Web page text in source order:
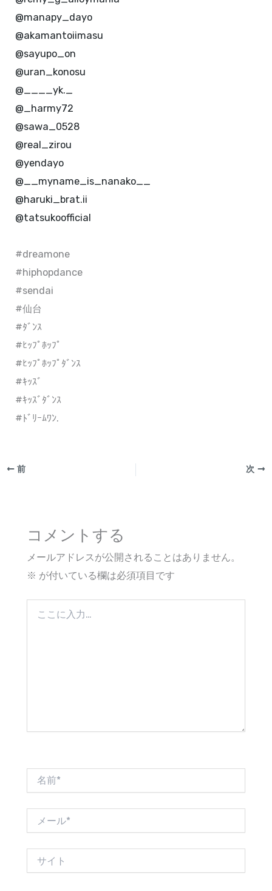
@manapy_dayo
@akamantoiimasu
@sayupo_on
@uran_konosu
@____yk._
@_harmy72
@sawa_0528
@real_zirou
@yendayo
@__myname_is_nanako__
@haruki_brat.ii
@tatsukoofficial
#dreamone
#hiphopdance
#sendai
#仙台
#ﾀﾞﾝｽ
#ﾋｯﾌﾟﾎｯﾌﾟ
#ﾋｯﾌﾟﾎｯﾌﾟﾀﾞﾝｽ
#ｷｯｽﾞ
#ｷｯｽﾞﾀﾞﾝｽ
#ﾄﾞﾘｰﾑﾜﾝ.
前 次
コメントする
メールアドレスが公開されることはありません。
※ が付いている欄は必須項目です
*